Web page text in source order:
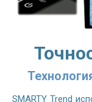
SMARTY Trend